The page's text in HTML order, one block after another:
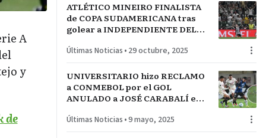
A
y
de
ATLÉTICO MINEIRO FINALISTA
de COPA SUDAMERICANA tras
golear a INDEPENDIENTE DEL
Últimas Noticias • 29 octubre, 2025
UNIVERSITARIO hizo RECLAMO
a CONMEBOL por el GOL
ANULADO a JOSÉ CARABALÍ en
LIBERTADORES
Últimas Noticias •9 mayo, 2025